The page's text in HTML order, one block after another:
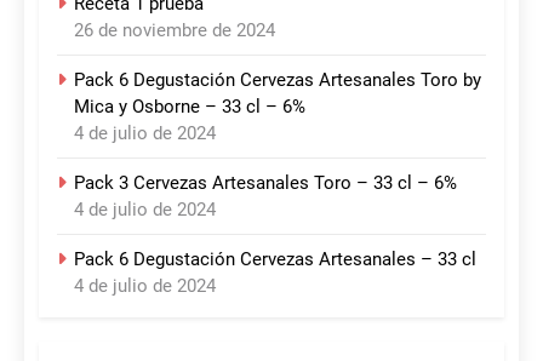
26 de noviembre de 2024
Pack 6 Degustación Cervezas Artesanales Toro by
Mica y Osborne – 33 cl – 6%
4 de julio de 2024
Pack 3 Cervezas Artesanales Toro – 33 cl – 6%
4 de julio de 2024
Pack 6 Degustación Cervezas Artesanales – 33 cl
4 de julio de 2024